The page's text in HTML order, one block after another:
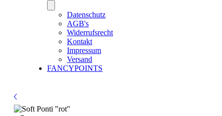
Datenschutz
AGB's
Widerrufsrecht
Kontakt
Impressum
Versand
FANCYPOINTS